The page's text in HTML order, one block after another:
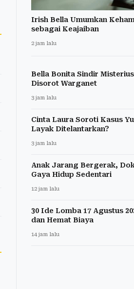
Irish Bella Umumkan
sebagai Keajaiban
2 jam lalu
Bella Bonita Sindir
Disorot Warganet
3 jam lalu
Cinta Laura Soroti Kasus
Layak Ditelantarkan?
3 jam lalu
Anak Jarang Bergerak,
Gaya Hidup Sedentari
12 jam lalu
30 Ide Lomba 17 Agustus
dan Hemat Biaya
14 jam lalu